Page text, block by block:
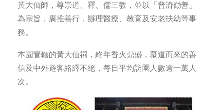
黃大仙師，尊崇道、釋、儒三教，並以「普濟勸善」
為宗旨，廣推善行，辦理醫療、教育及安老扶幼等事
務。
本園管轄的黃大仙祠，終年香火鼎盛，慕道而來的善
信及中外遊客絡繹不絕，每日平均訪園人數逾一萬人
次。